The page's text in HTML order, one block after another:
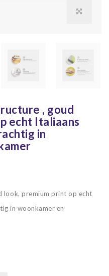
, goud
echt Italiaans
in
look, premium print op echt
in woonkamer en